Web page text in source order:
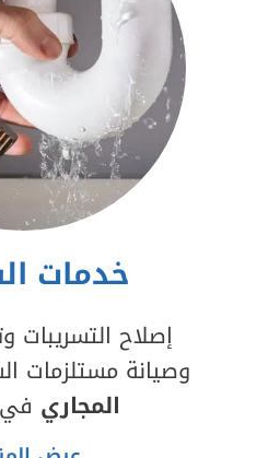
خدمات
إصلاح التسريبات
وصيانة مستلزمات
المجاري